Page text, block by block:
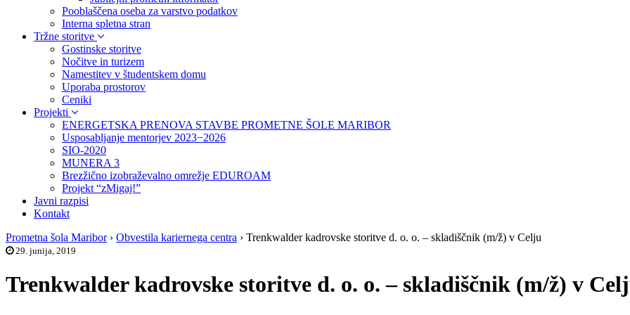
Pooblaščena oseba za varstvo podatkov
Interna spletna stran
Tržne storitve
Gostinske storitve
Nočitve in turizem
Namestitev v študentskem domu
Uporaba prostorov
Ceniki
Projekti
ENERGETSKA PRENOVA STAVBE PROMETNE ŠOLE MARIBOR
Usposabljanje mentorjev 2023−2026
SIO-2020
MUNERA 3
Brezžično izobraževalno omrežje EDUROAM
Projekt “zMigaj!”
Javni razpisi
Kontakt
Prometna šola Maribor › Obvestila kariernega centra › Trenkwalder kadrovske storitve d. o. o. – skladiščnik (m/ž) v Celju
29. junija, 2019
Trenkwalder kadrovske storitve d. o. o. – skladiščnik (m/ž) v